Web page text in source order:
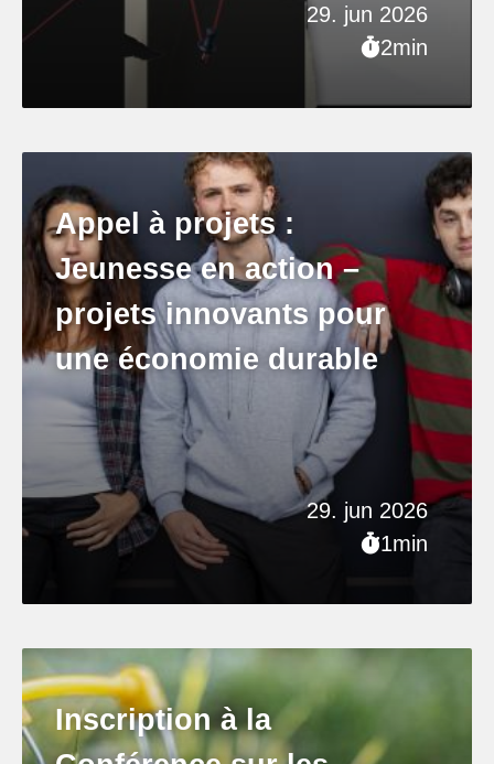
29. jun 2026
2min
29. jun 2026
1min
Appel à projets :
Jeunesse en action –
projets innovants pour
une économie durable
Inscription à la